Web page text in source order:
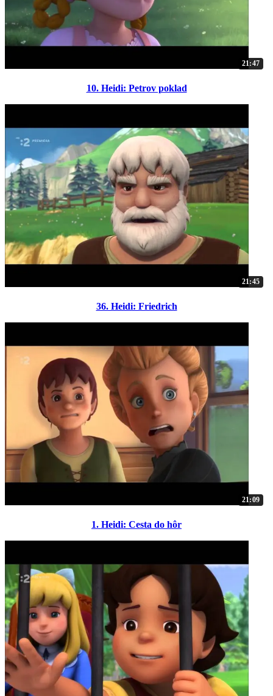
21:47
10. Heidi: Petrov poklad
21:45
36. Heidi: Friedrich
21:09
1. Heidi: Cesta do hôr